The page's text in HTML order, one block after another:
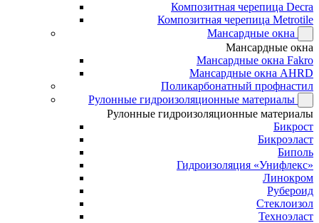
Композитная черепица Decra
Композитная черепица Metrotile
Мансардные окна
Мансардные окна
Мансардные окна Fakro
Мансардные окна AHRD
Поликарбонатный профнастил
Рулонные гидроизоляционные материалы
Рулонные гидроизоляционные материалы
Бикрост
Бикроэласт
Биполь
Гидроизоляция «Унифлекс»
Линокром
Рубероид
Стеклоизол
Техноэласт